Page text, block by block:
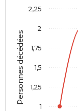
Personnes décédées
1
1,25
1,5
1,75
2
2,25